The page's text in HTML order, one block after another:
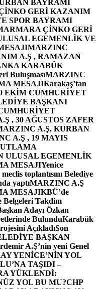
BAYRAMI
GERİ KAZANIM
SPOR BAYRAMI
ÇİNKO GERİ
EGEMENLİK VE
MARZINC
A.Ş , RAMAZAN
KARABÜK
BuluşmasıMARZINC
MESAJIKarakaş’tan
EKİM CUMHURİYET
BAŞKANI
, 30 AĞUSTOS ZAFER
A.Ş, KURBAN
A.Ş , 19 MAYIS
ULUSAL EGEMENLİK
MESAJIYenice
toplantısını Belediye
yaptıMARZINC A.Ş
MESAJIKBÜ’de
Belgeleri Takdim
Adayı Özkan
BulunduKarabük
AçıkladıSon
BAŞKAN
A.Ş’nin yeni Genel
YENİCE’NİN YOL
TAŞIDI –
YÜKLENDİ:
YOL BU MU?CHP